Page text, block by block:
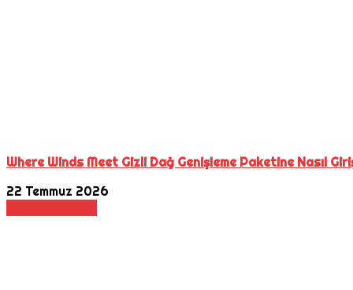
Where Winds Meet Gizli Dağ Genişleme Paketine Nasıl
22 Temmuz 2026